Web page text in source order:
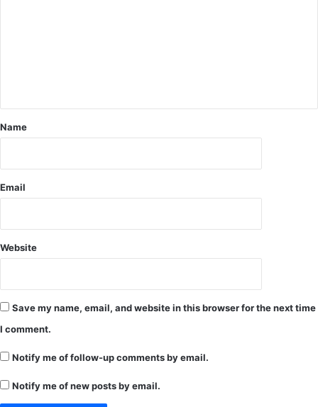
Name
Email
Website
Save my name, email, and website in this browser for the next time
I comment.
Notify me of follow-up comments by email.
Notify me of new posts by email.